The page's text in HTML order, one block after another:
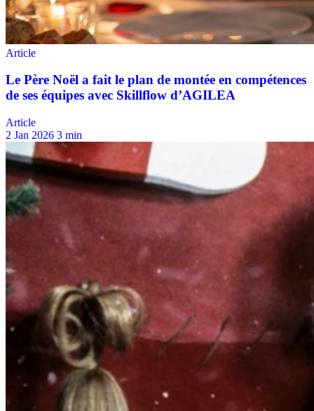
Article
2 Jan 2026 3 min